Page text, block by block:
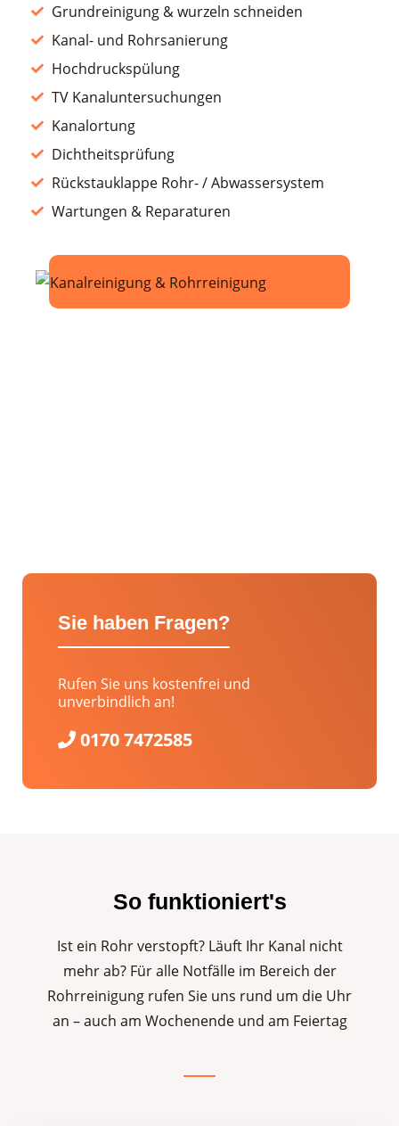
Grundreinigung & wurzeln schneiden
Kanal- und Rohrsanierung
Hochdruckspülung
TV Kanaluntersuchungen
Kanalortung
Dichtheitsprüfung
Rückstauklappe Rohr- / Abwassersystem
Wartungen & Reparaturen
Sie haben Fragen?
Rufen Sie uns kostenfrei und
unverbindlich an!
0170 7472585
So funktioniert's
Ist ein Rohr verstopft? Läuft Ihr Kanal nicht
mehr ab? Für alle Notfälle im Bereich der
Rohrreinigung rufen Sie uns rund um die Uhr
an – auch am Wochenende und am Feiertag